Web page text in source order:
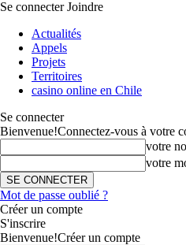
Se connecter Joindre
Actualités
Appels
Projets
Territoires
casino online en Chile
Se connecter
Bienvenue!Connectez-vous à votre
votre
votre
Mot de passe oublié ?
Créer un compte
S'inscrire
Bienvenue!Créer un compte